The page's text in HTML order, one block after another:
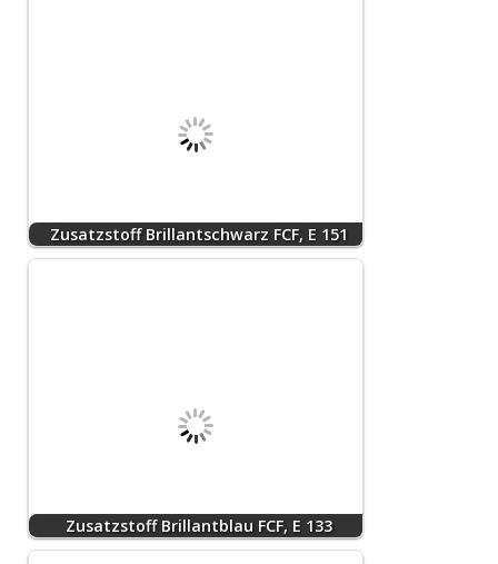
Zusatzstoff Brillantschwarz FCF, E 151
Zusatzstoff Brillantblau FCF, E 133